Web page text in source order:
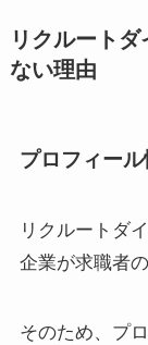
リクルート
ない理由
プロフィー
リクルートダ
企業が求職者
そのため、プ